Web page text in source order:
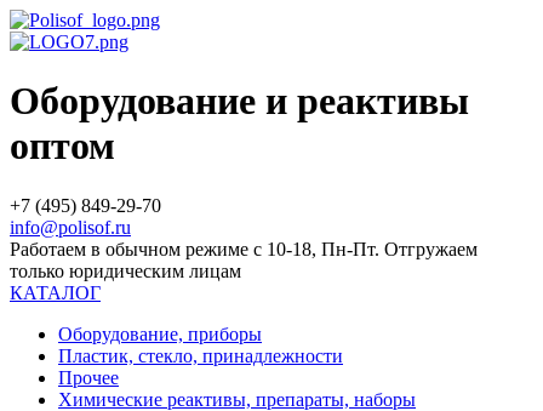
Оборудование и реактивы
оптом
+7 (495) 849-29-70
info@polisof.ru
Работаем в обычном режиме с 10-18, Пн-Пт. Отгружаем
только юридическим лицам
КАТАЛОГ
Оборудование, приборы
Пластик, стекло, принадлежности
Прочее
Химические реактивы, препараты, наборы